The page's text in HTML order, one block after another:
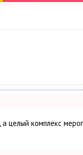
целый комплекс